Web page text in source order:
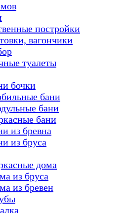
постройки
вагончики
туалеты
бочки
бани
бани
бани
из бревна
из бруса
дома
из бруса
из бревен